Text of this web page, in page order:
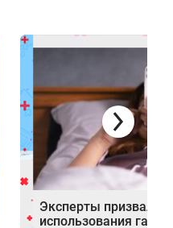
Эксперты призвали
использования